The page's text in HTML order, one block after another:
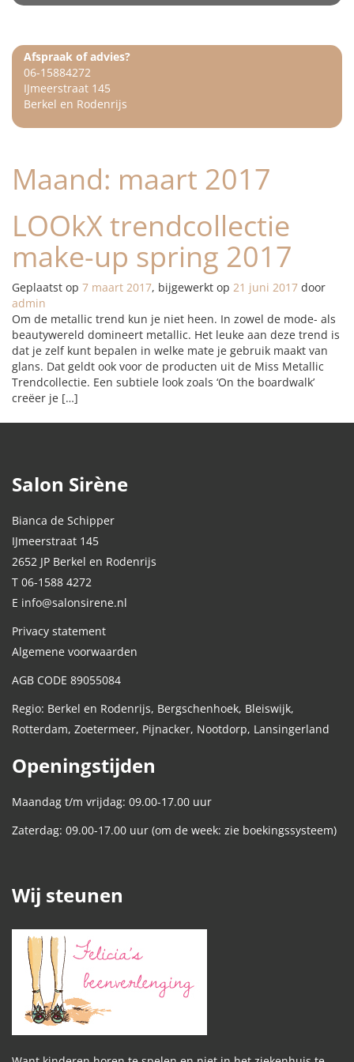
Afspraak of advies?
06-15884272
IJmeerstraat 145
Berkel en Rodenrijs
Maand: maart 2017
LOOkX trendcollectie
make-up spring 2017
Geplaatst op 7 maart 2017, bijgewerkt op 21 juni 2017 door
admin
Om de metallic trend kun je niet heen. In zowel de mode- als
beautywereld domineert metallic. Het leuke aan deze trend is
dat je zelf kunt bepalen in welke mate je gebruik maakt van
glans. Dat geldt ook voor de producten uit de Miss Metallic
Trendcollectie. Een subtiele look zoals ‘On the boardwalk’
creëer je […]
Salon Sirène
Bianca de Schipper
IJmeerstraat 145
2652 JP Berkel en Rodenrijs
T 06-1588 4272
E info@salonsirene.nl
Privacy statement
Algemene voorwaarden
AGB CODE 89055084
Regio: Berkel en Rodenrijs, Bergschenhoek, Bleiswijk,
Rotterdam, Zoetermeer, Pijnacker, Nootdorp, Lansingerland
Openingstijden
Maandag t/m vrijdag: 09.00-17.00 uur
Zaterdag: 09.00-17.00 uur (om de week: zie boekingssysteem)
Wij steunen